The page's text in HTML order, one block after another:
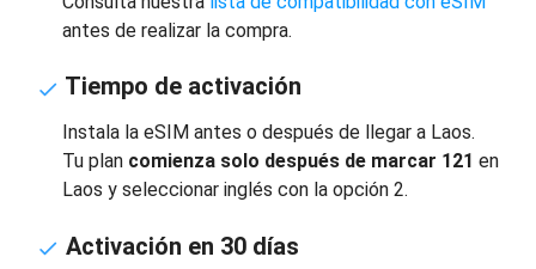
antes de realizar la compra.
Tiempo de activación
Instala la eSIM antes o después de llegar a Laos.
Tu plan comienza solo después de marcar 121 en
Laos y seleccionar inglés con la opción 2.
Activación en 30 días